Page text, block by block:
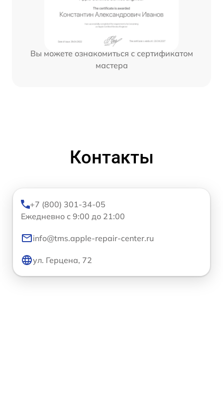
Вы можете ознакомиться с сертификатом
мастера
Контакты
+7 (800) 301-34-05
Ежедневно с 9:00 до 21:00
info@tms.apple-repair-center.ru
ул. Герцена, 72